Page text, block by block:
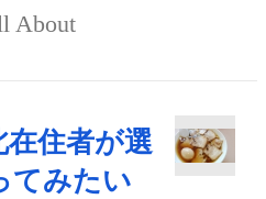
About
在住者が選
てみたい